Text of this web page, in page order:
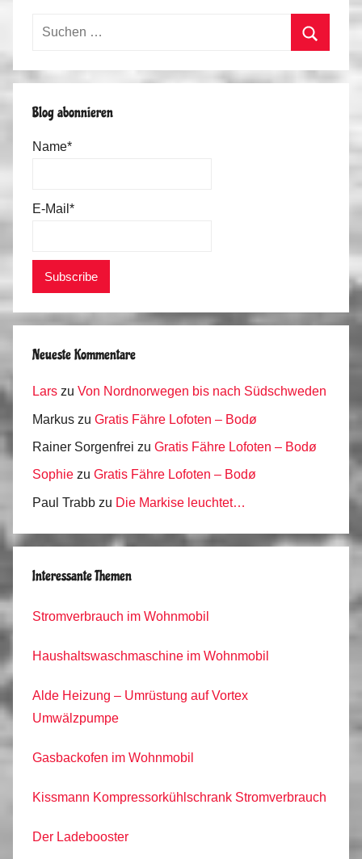
Suchen
Blog abonnieren
Name*
E-Mail*
Neueste Kommentare
Lars zu Von Nordnorwegen bis nach Südschweden
Markus zu Gratis Fähre Lofoten – Bodø
Rainer Sorgenfrei zu Gratis Fähre Lofoten – Bodø
Sophie zu Gratis Fähre Lofoten – Bodø
Paul Trabb zu Die Markise leuchtet…
Interessante Themen
Stromverbrauch im Wohnmobil
Haushaltswaschmaschine im Wohnmobil
Alde Heizung – Umrüstung auf Vortex
Umwälzpumpe
Gasbackofen im Wohnmobil
Kissmann Kompressorkühlschrank Stromverbrauch
Der Ladebooster